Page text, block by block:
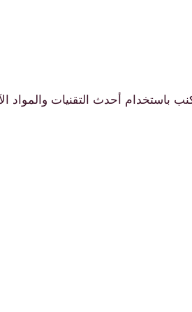
أحدث التقنيات والمواد